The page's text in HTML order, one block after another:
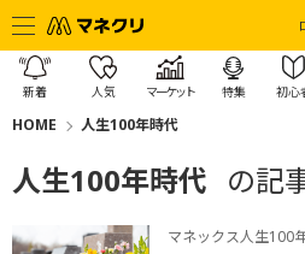
新着 人気 マーケット 特集 初心
HOME 人生100年時代
人生100年時代 の記
マネックス人生100